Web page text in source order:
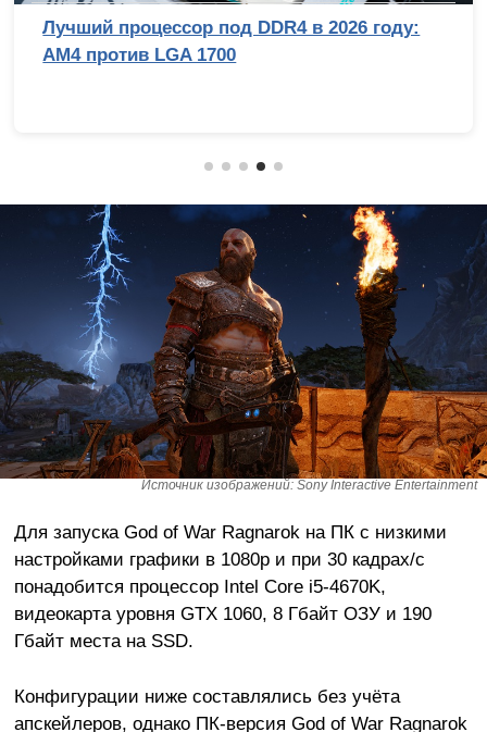
Лучший процессор под DDR4 в 2026 году:
AM4 против LGA 1700
Источник изображений: Sony Interactive Entertainment
Для запуска God of War Ragnarok на ПК с низкими
настройками графики в 1080p и при 30 кадрах/с
понадобится процессор Intel Core i5-4670K,
видеокарта уровня GTX 1060, 8 Гбайт ОЗУ и 190
Гбайт места на SSD.
Конфигурации ниже составлялись без учёта
апскейлеров, однако ПК-версия God of War Ragnarok